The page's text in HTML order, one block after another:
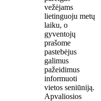
vežėjams
lietinguoju metų
laiku, o
gyventojų
prašome
pastebėjus
galimus
pažeidimus
informuoti
vietos seniūniją.
Apvaliosios